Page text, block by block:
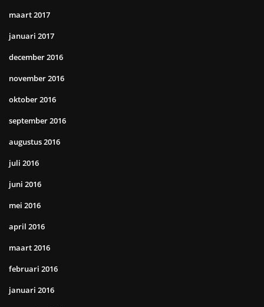
maart 2017
januari 2017
december 2016
november 2016
oktober 2016
september 2016
augustus 2016
juli 2016
juni 2016
mei 2016
april 2016
maart 2016
februari 2016
januari 2016